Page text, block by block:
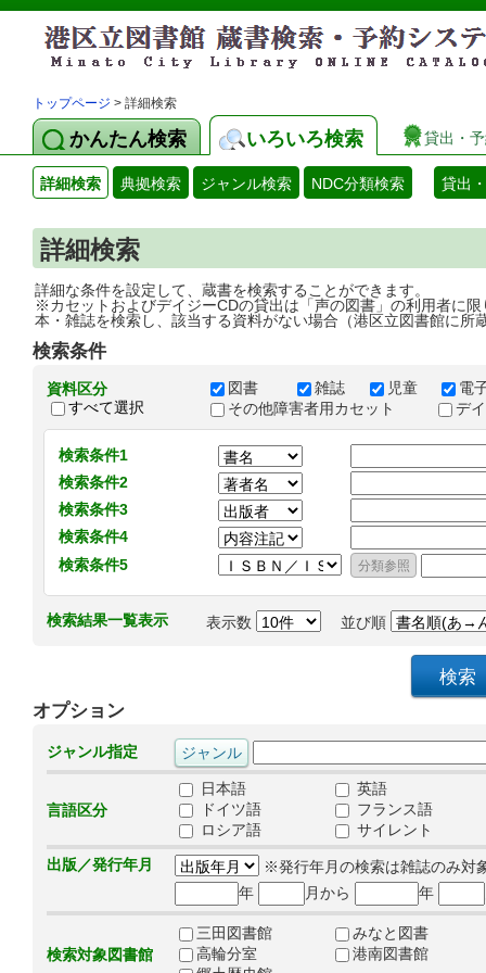
トップページ > 詳細検索
かんたん検索 いろいろ検索 貸出・
詳細検索 典拠検索 ジャンル検索 NDC分類検索 貸出
詳細検索
詳細な条件を設定して、蔵書を検索することができます。
※カセットおよびデイジーCDの貸出は「声の図書」の利用者に限
本・雑誌を検索し、該当する資料がない場合（港区立図書館に所
検索条件
資料区分
すべて選択
図書 雑誌 児童
電
その他障害者用カセット
デ
検索条件1
検索条件2
検索条件3
検索条件4
検索条件5
検索結果一覧表示 表示数 並び順
オプション
ジャンル指定
言語区分
日本語
英語
ドイツ語
フランス語
ロシア語
サイレント
出版／発行年月
※発行年月の検索は雑誌のみ対
年
月から 年
検索対象図書館
三田図書館
みなと図書
高輪分室
港南図書館